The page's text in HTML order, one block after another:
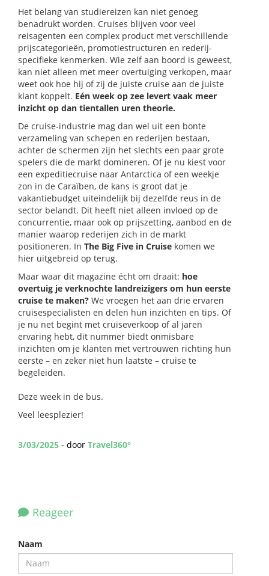
Het belang van studiereizen kan niet genoeg
benadrukt worden. Cruises blijven voor veel
reisagenten een complex product met verschillende
prijscategorieën, promotiestructuren en rederij-
specifieke kenmerken. Wie zelf aan boord is geweest,
kan niet alleen met meer overtuiging verkopen, maar
weet ook hoe hij of zij de juiste cruise aan de juiste
klant koppelt. Eén week op zee levert vaak meer
inzicht op dan tientallen uren theorie.
De cruise-industrie mag dan wel uit een bonte
verzameling van schepen en rederijen bestaan,
achter de schermen zijn het slechts een paar grote
spelers die de markt domineren. Of je nu kiest voor
een expeditiecruise naar Antarctica of een weekje
zon in de Caraïben, de kans is groot dat je
vakantiebudget uiteindelijk bij dezelfde reus in de
sector belandt. Dit heeft niet alleen invloed op de
concurrentie, maar ook op prijszetting, aanbod en de
manier waarop rederijen zich in de markt
positioneren. In The Big Five in Cruise komen we
hier uitgebreid op terug.
Maar waar dit magazine écht om draait: hoe
overtuig je verknochte landreizigers om hun eerste
cruise te maken? We vroegen het aan drie ervaren
cruisespecialisten en delen hun inzichten en tips. Of
je nu net begint met cruiseverkoop of al jaren
ervaring hebt, dit nummer biedt onmisbare
inzichten om je klanten met vertrouwen richting hun
eerste – en zeker niet hun laatste – cruise te
begeleiden.
Deze week in de bus.
Veel leesplezier!
3/03/2025 - door Travel360°
Reageer
Naam